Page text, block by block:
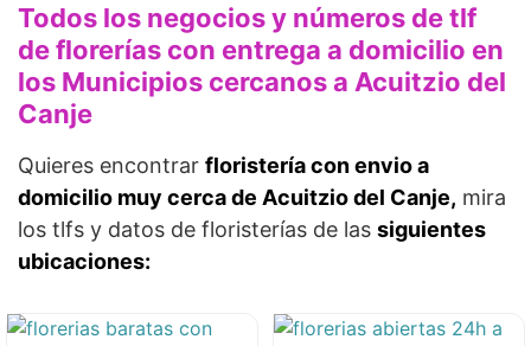
Todos los negocios y números de tlf
de florerías con entrega a domicilio en
los Municipios cercanos a Acuitzio del
Canje
Quieres encontrar floristería con envio a
domicilio muy cerca de Acuitzio del Canje, mira
los tlfs y datos de floristerías de las siguientes
ubicaciones: